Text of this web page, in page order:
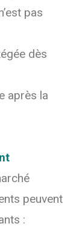
pas
dès
après la
peuvent
: